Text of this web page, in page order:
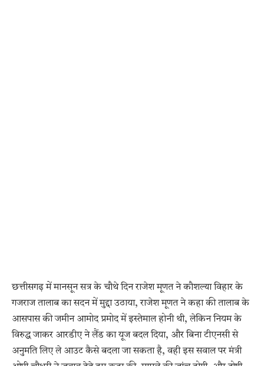
छत्तीसगढ़ में मानसून सत्र के चौथे दिन राजेश मूणत ने कौशल्या विहार के
गजराज तालाब का सदन में मुद्दा उठाया, राजेश मूणत ने कहा की तालाब के
आसपास की जमीन आमोद प्रमोद में इस्तेमाल होनी थी, लेकिन नियम के
विरुद्ध जाकर आरडीए ने लैंड का यूज बदल दिया, और बिना टीएनसी से
अनुमति लिए ले आउट कैसे बदला जा सकता है, वही इस सवाल पर मंत्री